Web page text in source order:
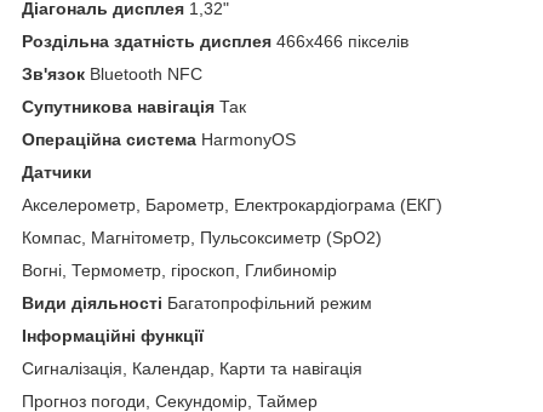
Діагональ дисплея 1,32"
Роздільна здатність дисплея 466x466 пікселів
Зв'язок Bluetooth NFC
Супутникова навігація Так
Операційна система HarmonyOS
Датчики
Акселерометр, Барометр, Електрокардіограма (ЕКГ)
Компас, Магнітометр, Пульсоксиметр (SpO2)
Вогні, Термометр, гіроскоп, Глибиномір
Види діяльності Багатопрофільний режим
Інформаційні функції
Сигналізація, Календар, Карти та навігація
Прогноз погоди, Секундомір, Таймер